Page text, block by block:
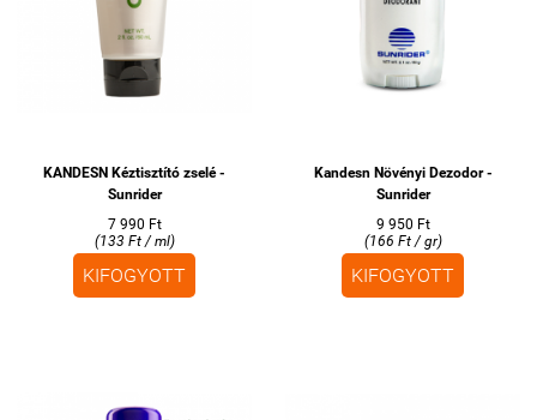
KANDESN Kéztisztító zselé -
Sunrider
7 990 Ft
(133 Ft / ml)
KIFOGYOTT
Kandesn Növényi Dezodor -
Sunrider
9 950 Ft
(166 Ft / gr)
KIFOGYOTT